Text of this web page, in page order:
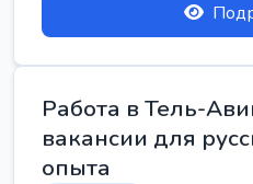
Работа в Тель-
вакансии для
опыта